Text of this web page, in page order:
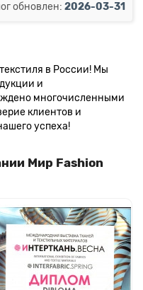
обновлен: 2026-03-31
в России! Мы
и
многочисленными
клиентов и
успеха!
Мир Fashion